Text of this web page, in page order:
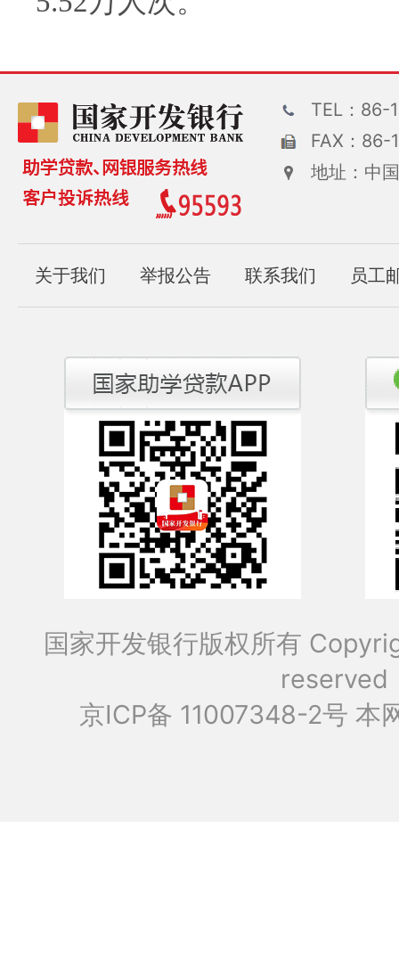
TEL：86-
FAX：
地址：中
关于我们 举报公告 联系我们 员工
国家开发银行版权所有
reserved
京ICP备 11007348-2号 本